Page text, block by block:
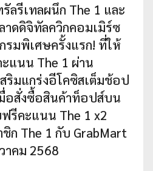
ลรีเทลผนึก The 1 และ
าดดิจิทัลควิกคอมเมิร์ซ
รมพิเศษครั้งแรก! ที่ให้
ะแนน The 1 ผ่าน
ริมแกร่งอีโคซิสเต็มช้อป
อสั่งซื้อสินค้าท็อปส์บน
รีคะแนน The 1 x2
ก The 1 กับ GrabMart
าคม 2568